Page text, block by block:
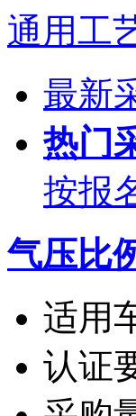
通用工
最新
热门
按报
气压比
适用
认证